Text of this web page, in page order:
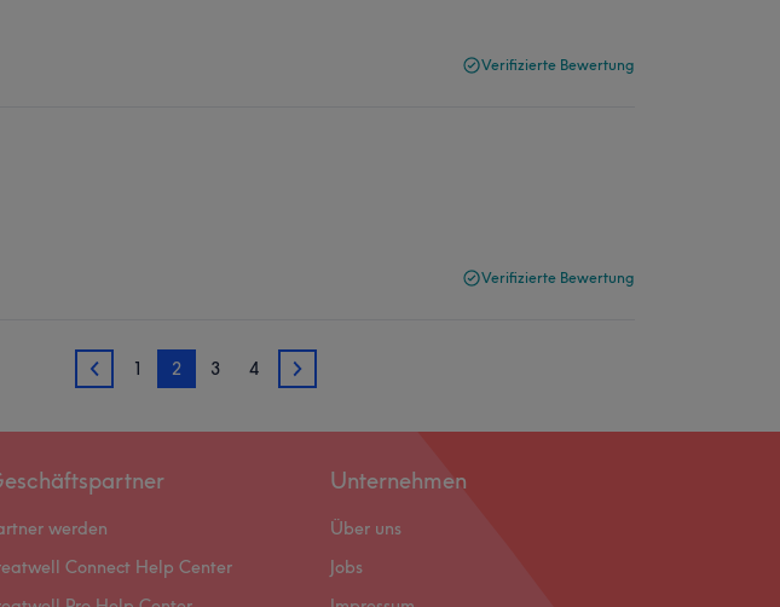
Verifizierte Bewertung
Verifizierte Bewertung
1 1 2 3 4 3
werden
Connect Help Center
Unternehmen
Über uns
Jobs